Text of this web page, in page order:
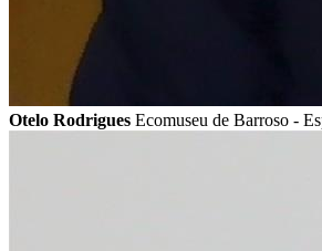
Otelo Rodrigues Ecomuseu de Barroso -